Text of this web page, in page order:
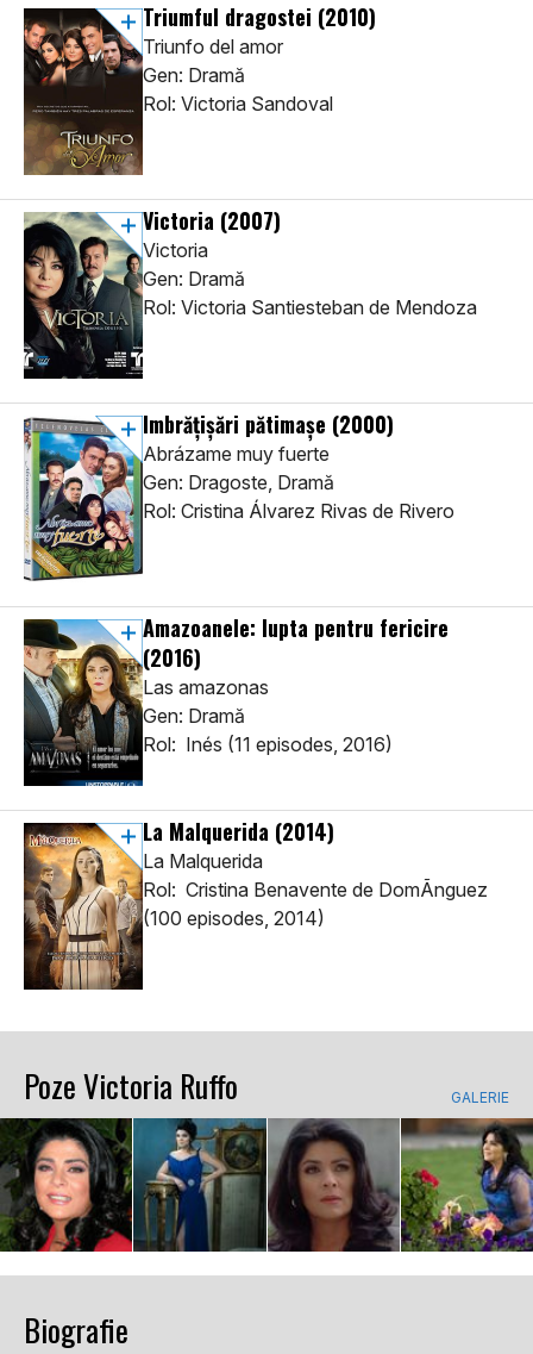
Triumful dragostei (2010)
Triunfo del amor
Gen: Dramă
Rol: Victoria Sandoval
Victoria (2007)
Victoria
Gen: Dramă
Rol: Victoria Santiesteban de Mendoza
Imbrățișări pătimașe (2000)
Abrázame muy fuerte
Gen: Dragoste, Dramă
Rol: Cristina Álvarez Rivas de Rivero
Amazoanele: lupta pentru fericire
(2016)
Las amazonas
Gen: Dramă
Rol: Inés (11 episodes, 2016)
La Malquerida (2014)
La Malquerida
Rol: Cristina Benavente de DomÃ­nguez
(100 episodes, 2014)
Poze Victoria Ruffo GALERIE
Biografie